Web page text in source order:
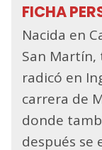
FICHA
Nacida en
San Martín,
radicó en
carrera de
donde
después se